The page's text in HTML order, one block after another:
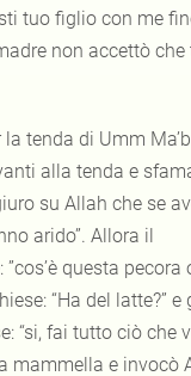
tuo figlio con me
non accettò che
tenda di Umm
alla tenda e
su Allah che se
arido”. Allora il